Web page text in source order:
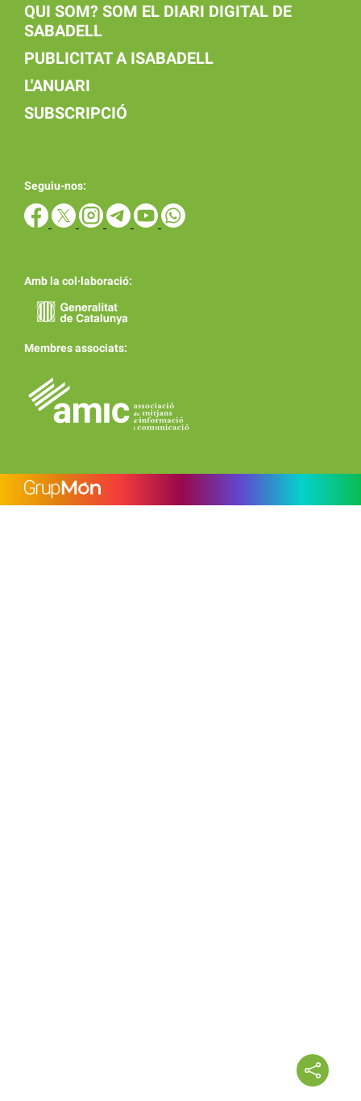
QUI SOM? SOM EL DIARI DIGITAL DE
SABADELL
PUBLICITAT A ISABADELL
L'ANUARI
SUBSCRIPCIÓ
Seguiu-nos:
Amb la col·laboració:
Membres associats: